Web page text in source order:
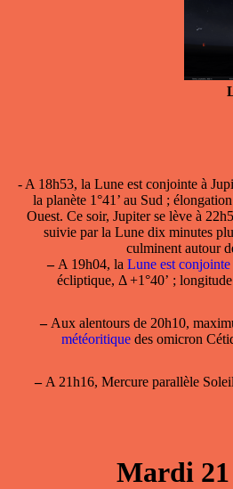
- A 18h53, la Lune est conjointe à
la planète 1°41’ au Sud ;
Ouest. Ce soir, Jupiter se lève à
suivie par la Lune dix minutes
culminent autour
–A 19h04, la Lune est conjointe
écliptique, Δ +1°40’ ;
–Aux alentours de 20h10,
météoritique des omicron
–A 21h16, Mercure parallèle
Mardi